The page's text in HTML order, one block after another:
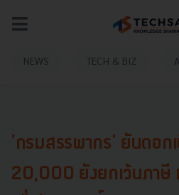
NEWS TECH & BIZ
'กรมสรรพากร' ยันดอก
20,000 ยังยกเว้นภาษี